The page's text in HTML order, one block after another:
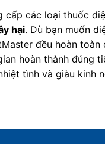
cấp các loại thuốc
hại. Dù bạn muốn
đều hoàn
hoàn thành đúng
tình và giàu kinh